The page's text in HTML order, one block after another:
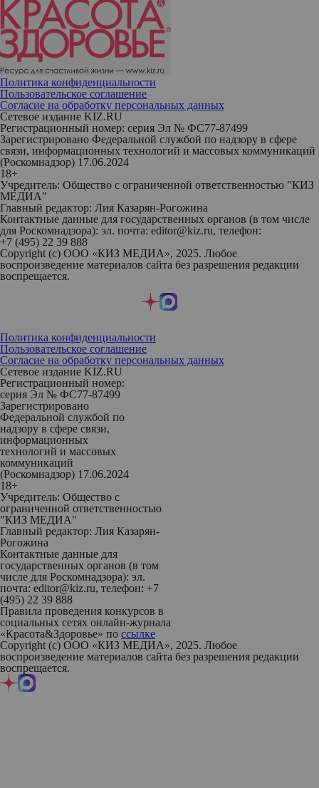
Политика конфиденциальности
Пользовательское соглашение
Согласие на обработку персональных данных
Сетевое издание KIZ.RU
Регистрационный номер: серия Эл № ФС77-87499
Зарегистрировано Федеральной службой по надзору в сфере
связи, информационных технологий и массовых коммуникаций
(Роскомнадзор) 17.06.2024
18+
Учредитель: Общество с ограниченной ответственностью "КИЗ
МЕДИА"
Главный редактор: Лия Казарян-Рогожина
Контактные данные для государственных органов (в том числе
для Роскомнадзора): эл. почта: editor@kiz.ru, телефон:
+7 (495) 22 39 888
Copyright (с) ООО «КИЗ МЕДИА», 2025. Любое
воспроизведение материалов сайта без разрешения редакции
воспрещается.
Политика конфиденциальности
Пользовательское соглашение
Согласие на обработку персональных данных
Сетевое издание KIZ.RU
Регистрационный номер:
серия Эл № ФС77-87499
Зарегистрировано
Федеральной службой по
надзору в сфере связи,
информационных
технологий и массовых
коммуникаций
(Роскомнадзор) 17.06.2024
18+
Учредитель: Общество с
ограниченной ответственностью
"КИЗ МЕДИА"
Главный редактор: Лия Казарян-
Рогожина
Контактные данные для
государственных органов (в том
числе для Роскомнадзора): эл.
почта: editor@kiz.ru, телефон: +7
(495) 22 39 888
Правила проведения конкурсов в
социальных сетях онлайн-журнала
«Красота&Здоровье» по ссылке
Copyright (с) ООО «КИЗ МЕДИА», 2025. Любое
воспроизведение материалов сайта без разрешения редакции
воспрещается.